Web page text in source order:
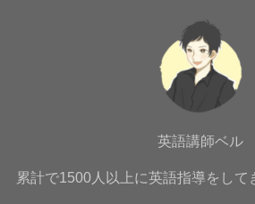
英語講師ベル
累計で1500人以上に英語指導をして